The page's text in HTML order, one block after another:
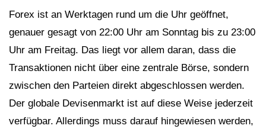
Forex ist an Werktagen rund um die Uhr geöffnet,
genauer gesagt von 22:00 Uhr am Sonntag bis zu 23:00
Uhr am Freitag. Das liegt vor allem daran, dass die
Transaktionen nicht über eine zentrale Börse, sondern
zwischen den Parteien direkt abgeschlossen werden.
Der globale Devisenmarkt ist auf diese Weise jederzeit
verfügbar. Allerdings muss darauf hingewiesen werden,